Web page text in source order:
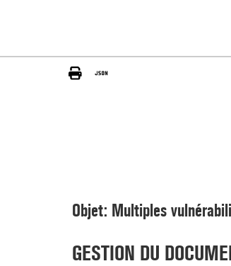
Objet: Multiples
GESTION DU